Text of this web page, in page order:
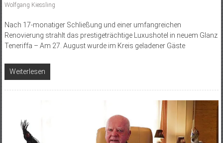
Wolfgang Kiessling
Nach 17-monatiger Schließung und einer umfangreichen
Renovierung strahlt das prestigeträchtige Luxushotel in neuem Glanz
Teneriffa – Am 27. August wurde im Kreis geladener Gäste
Weiterlesen